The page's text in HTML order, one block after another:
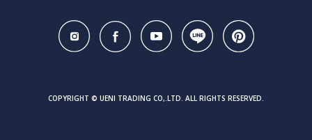
COPYRIGHT © UENI TRADING CO,.LTD. ALL RIGHTS RESERVED.